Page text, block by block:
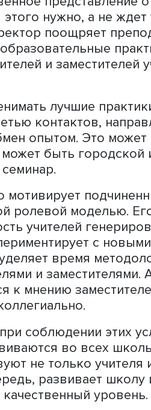
и внедрения
то есть от
директору,
генерировать
учителя будут
одни со своей
Максим
называют
с
для этого нужно, а
директор
учителей и
лучшие
сетью
обмен опытом.
может быть